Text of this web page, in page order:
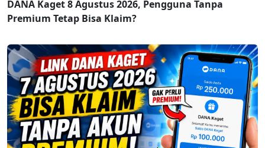
DANA Kaget 8 Agustus 2026, Pengguna Tanpa
Premium Tetap Bisa Klaim?